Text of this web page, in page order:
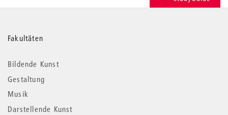
Weitere
Informationen
Fakultäten
Bildende Kunst
Gestaltung
Musik
Darstellende Kunst